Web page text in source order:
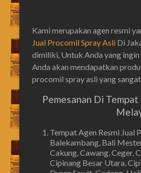
Kami merupakan agen resmi
Jual Procomil Spray Asli Di
dimiliki, Untuk Anda yang
Anda akan mendapatkan
procomil spray asli yang
Pemesanan Di
Tempat Agen Resmi
Balekambang, Bali
Cakung, Cawang, Ceger,
Cipinang Besar Utara,